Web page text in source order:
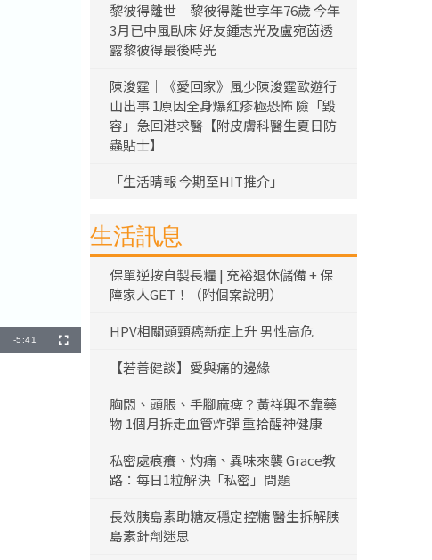
剩
-5:41
全
螢
黎彼得離世｜黎彼得離世享年76歲 今年
3月已中風臥床 好友鍾志光及盧宛茵透
露黎彼得最後時光
陳浚霆｜《愛回家》風少陳浚霆歐遊行
山出事 1原因全身爆紅疹極恐怖 險「毀
容」急回港求醫【附皮膚科醫生夏日防
蟲貼士】
「生活晴報 今期至HIT推介」
生活訊息
保單逆按自製長糧 | 充裕退休儲備 + 保
障家人GET！（附個案說明）
HPV相關頭頸癌新症上升 男性高危
【若善健談】愛與痛的邊緣
胸悶、頭脹、手腳麻痺？黃祥興不靠藥
物 1個月拆走血管炸彈 重拾醒神健康
私密處痕癢、灼痛、異味來襲 Grace教
路：每日1粒解決「私密」問題
長效胰島素助糖友穩定控糖 醫生拆解胰
島素針劑迷思